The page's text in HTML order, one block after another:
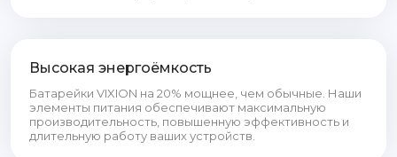
Высокая энергоёмкость
Батарейки VIXION на 20% мощнее, чем обычные. Наши
элементы питания обеспечивают максимальную
производительность, повышенную эффективность и
длительную работу ваших устройств.